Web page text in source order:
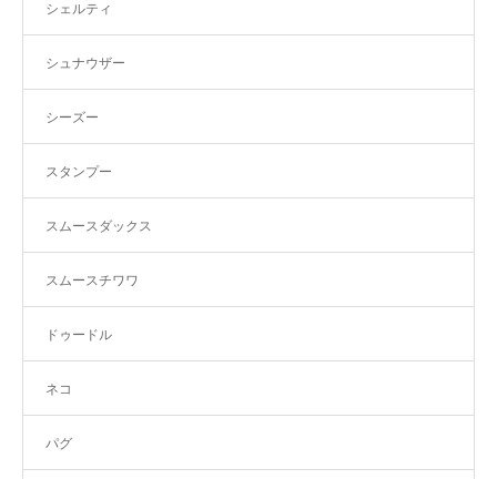
シェルティ
シュナウザー
シーズー
スタンプー
スムースダックス
スムースチワワ
ドゥードル
ネコ
パグ